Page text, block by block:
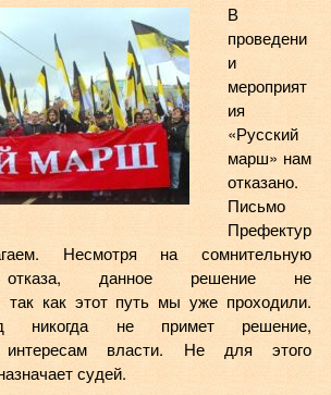
В
проведени
и
мероприят
ия
«Русский
марш» нам
отказано.
Письмо
Префектур
Несмотря на сомнительную
отказа, данное решение не
так как этот путь мы уже проходили.
никогда не примет решение,
интересам власти. Не для этого
судей.